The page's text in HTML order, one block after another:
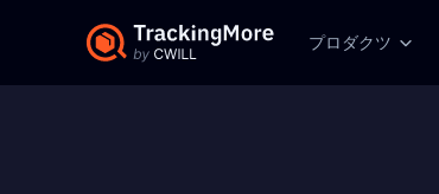
プロダクツ